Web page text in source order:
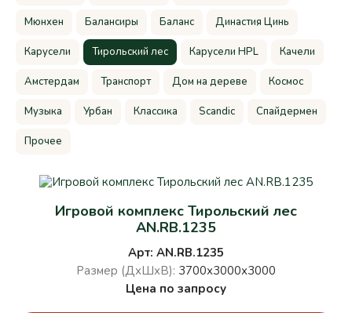
Мюнхен Балансиры Баланс Династия Цинь
Карусели Тирольский лес Карусели HPL Качели
Амстердам Транспорт Дом на дереве Космос
Музыка Урбан Классика Scandic Спайдермен
Прочее
Игровой комплекс Тирольский лес
AN.RB.1235
Арт: AN.RB.1235
Размер (ДхШхВ): 3700х3000х3000
Цена по запросу